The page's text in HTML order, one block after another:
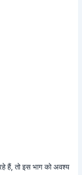
हैं, तो इस भाग को अवश्य